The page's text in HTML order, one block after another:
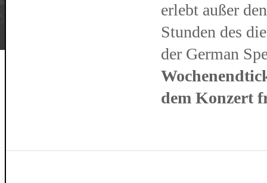
erlebt außer
Stunden des
der German
dem Konzert